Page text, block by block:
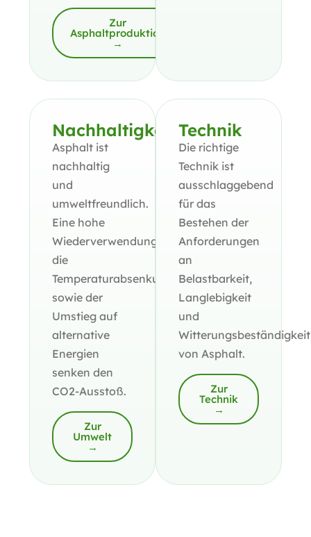
Zur
Asphaltproduktion
→
Nachhaltigkeit
Asphalt ist
nachhaltig
und
umweltfreundlich.
Eine hohe
Wiederverwendungsrate,
die
Temperaturabsenkung
sowie der
Umstieg auf
alternative
Energien
senken den
CO2-Ausstoß.
Zur
Umwelt
→
Technik
Die richtige
Technik ist
ausschlaggebend
für das
Bestehen der
Anforderungen
an
Belastbarkeit,
Langlebigkeit
und
Witterungsbeständigkeit
von Asphalt.
Zur
Technik
→